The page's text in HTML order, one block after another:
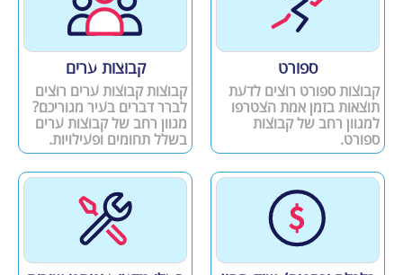
ספורט
קבוצות ספורט רוצים לדעת
תוצאות בזמן אמת הצטרפו
למגוון רחב של קבוצות
ספורט.
קבוצות ערים
קבוצות קבוצות ערים רוצים
לברר דברים בעיר מגוריכם?
מגוון רחב של קבוצות ערים
בשלל תחומים ופעילויות.